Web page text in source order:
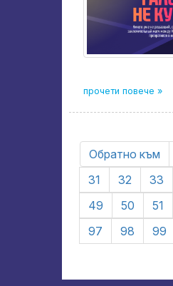
прочети повече »
Обратно към
31
32 33
49
50 51
97
98 99